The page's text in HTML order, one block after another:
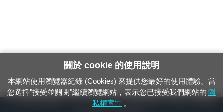
24小時緊急通報電話：1933（市話、手機，僅限發現軌道、平交道、橋樑及隧
關於 cookie 的使用說明
本網站使用瀏覽器紀錄 (Cookies) 來提供您最好的使用體驗。當
您選擇"接受並關閉"繼續瀏覽網站，表示您已接受我們網站的 隱
私權宣告 。